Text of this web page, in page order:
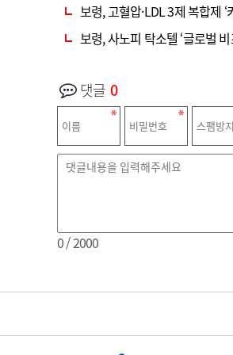
보령, 고혈압·LDL 3제 복합제 ‘
보령, 사노피 탁소텔 ‘글로벌
댓글 0
0/ 2000